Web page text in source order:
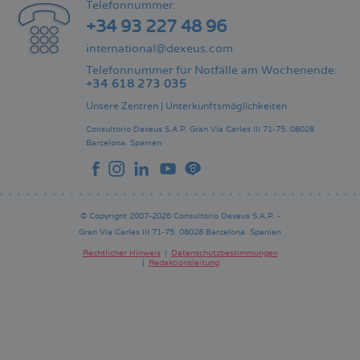
Telefonnummer:
+34 93 227 48 96
international@dexeus.com
Telefonnummer für Notfälle am Wochenende:
+34 618 273 035
Unsere Zentren Unterkunftsmöglichkeiten
Consultorio Dexeus S.A.P. Gran Via Carles III 71-75. 08028
Barcelona. Spanien
© Copyright 2007-2026 Consultorio Dexeus S.A.P. -
Gran Via Carles III 71-75. 08028 Barcelona. Spanien
Rechtlicher Hinweis
Datenschutzbestimmungen
Redaktionsleitung